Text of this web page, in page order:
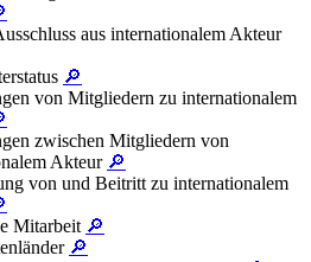
aus internationalem Akteur
🔎
von Mitgliedern zu internationalem
zwischen Mitgliedern von
Akteur 🔎
von und Beitritt zu internationalem
Mitarbeit 🔎
🔎